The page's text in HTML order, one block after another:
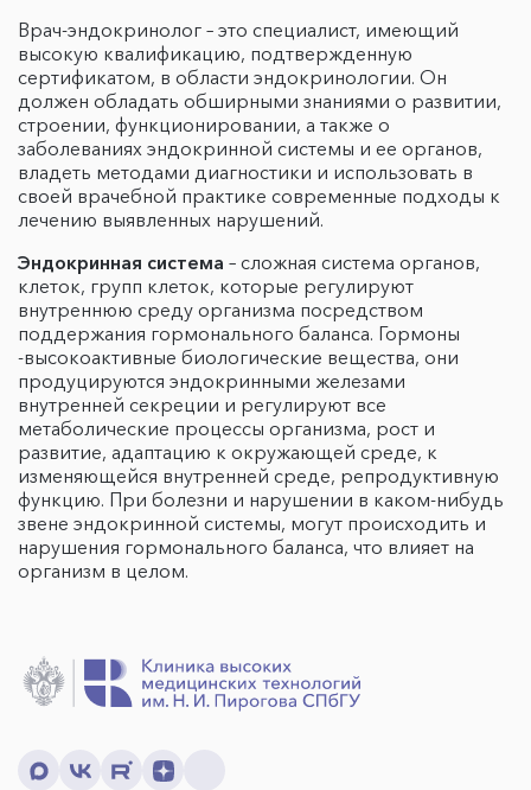
Врач-эндокринолог – это специалист, имеющий
высокую квалификацию, подтвержденную
сертификатом, в области эндокринологии. Он
должен обладать обширными знаниями о развитии,
строении, функционировании, а также о
заболеваниях эндокринной системы и ее органов,
владеть методами диагностики и использовать в
своей врачебной практике современные подходы к
лечению выявленных нарушений.
Эндокринная система – сложная система органов,
клеток, групп клеток, которые регулируют
внутреннюю среду организма посредством
поддержания гормонального баланса. Гормоны
-высокоактивные биологические вещества, они
продуцируются эндокринными железами
внутренней секреции и регулируют все
метаболические процессы организма, рост и
развитие, адаптацию к окружающей среде, к
изменяющейся внутренней среде, репродуктивную
функцию. При болезни и нарушении в каком-нибудь
звене эндокринной системы, могут происходить и
нарушения гормонального баланса, что влияет на
организм в целом.